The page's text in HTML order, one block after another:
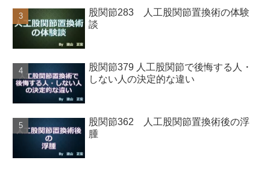
股関節283 人工股関節置換術の体験
談
股関節379 人工股関節で後悔する人・
しない人の決定的な違い
股関節362 人工股関節置換術後の浮
腫